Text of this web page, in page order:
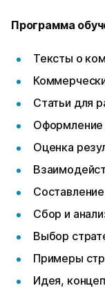
Программа
Тексты о
Статьи для
Оформление
Оценка
Сбор и
Выбор
Примеры
Идея,